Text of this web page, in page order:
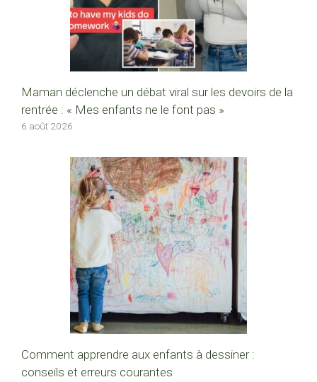
Maman déclenche un débat viral sur les devoirs de la
rentrée : « Mes enfants ne le font pas »
6 août 2026
Comment apprendre aux enfants à dessiner :
conseils et erreurs courantes